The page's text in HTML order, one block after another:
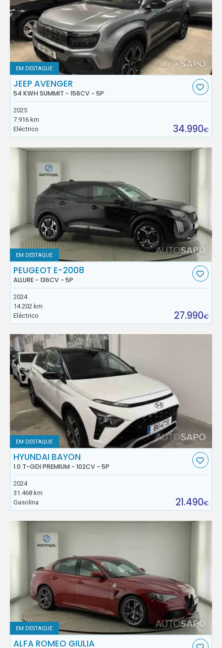
EM DESTAQUE
JEEP AVENGER
54 KWH SUMMIT - 156CV - 5P
2025
7.916 km
Eléctrico
34.990€
EM DESTAQUE
PEUGEOT E-2008
ALLURE - 136CV - 5P
2024
14.202 km
Eléctrico
27.990€
EM DESTAQUE
HYUNDAI BAYON
1.0 T-GDI PREMIUM - 102CV - 5P
2024
31.468 km
Gasolina
21.490€
EM DESTAQUE
ALFA ROMEO GIULIA